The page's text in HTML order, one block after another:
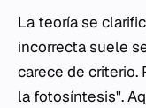
La teoría se
incorrecta suele
carece de criterio.
la fotosíntesis".